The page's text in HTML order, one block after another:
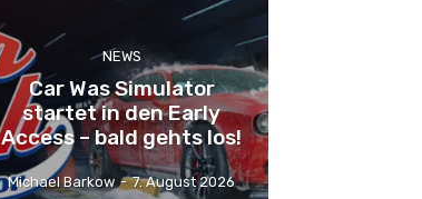
NEWS
Car Was Simulator
startet in den Early
Access – bald gehts los!
Michael Barkow - 7. August 2026